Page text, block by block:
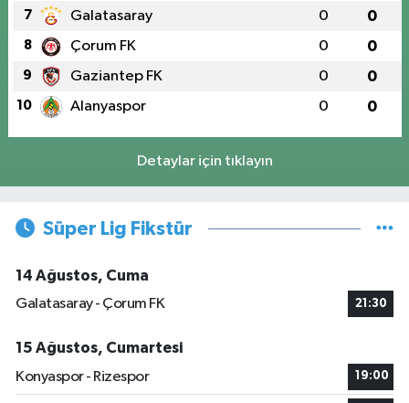
7 Galatasaray 0 0
8 Çorum FK 0 0
9 Gaziantep FK 0 0
10 Alanyaspor 0 0
Detaylar için tıklayın
Süper Lig Fikstür
14 Ağustos, Cuma
Galatasaray - Çorum FK
21:30
15 Ağustos, Cumartesi
Konyaspor - Rizespor
19:00